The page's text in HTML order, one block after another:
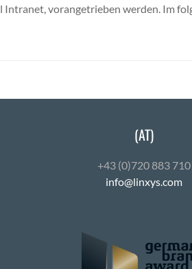
Intranet, vorangetrieben werden. Im
(AT)
+43 (0)720 883 710
info@linxys.com